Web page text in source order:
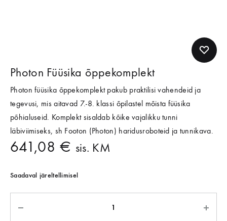
Photon Füüsika õppekomplekt
Photon füüsika õppekomplekt pakub praktilisi vahendeid ja
tegevusi, mis aitavad 7.-8. klassi õpilastel mõista füüsika
põhialuseid. Komplekt sisaldab kõike vajalikku tunni
läbiviimiseks, sh Footon (Photon) haridusroboteid ja tunnikava.
641,08 € sis. KM
Saadaval järeltellimisel